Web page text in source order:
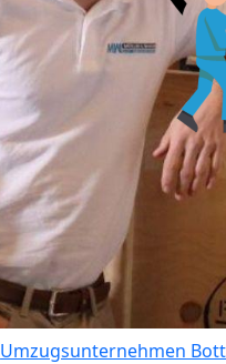
Umzugsunternehmen